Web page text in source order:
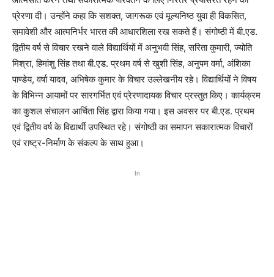
प्रेरणा दी। उन्होंने कहा कि सशक्त, जागरूक एवं मूल्यनिष्ठ युवा ही विकसित,
समावेशी और आत्मनिर्भर भारत की आधारशिला रख सकते हैं। संगोष्ठी में बी.एड.
द्वितीय वर्ष से विचार रखने वाले विद्यार्थियों में अनुभवी सिंह, सरिता कुमारी, ज्योति
मिश्रा, हिमांशु सिंह तथा बी.एड. प्रथम वर्ष से खुशी सिंह, अनुपम वर्मा, अंशिका
पाण्डेय, वर्षा यादव, अभिषेक कुमार के विचार उल्लेखनीय रहे। विद्यार्थियों ने विषय
के विभिन्न आयामों पर सारगर्भित एवं प्रेरणादायक विचार प्रस्तुत किए। कार्यक्रम
का कुशल संचालन आर्चिता सिंह द्वारा किया गया। इस अवसर पर बी.एड. प्रथम
एवं द्वितीय वर्ष के विद्यार्थी उपस्थित रहे। संगोष्ठी का समापन सकारात्मक विचारों
एवं राष्ट्र-निर्माण के संकल्प के साथ हुआ।
In